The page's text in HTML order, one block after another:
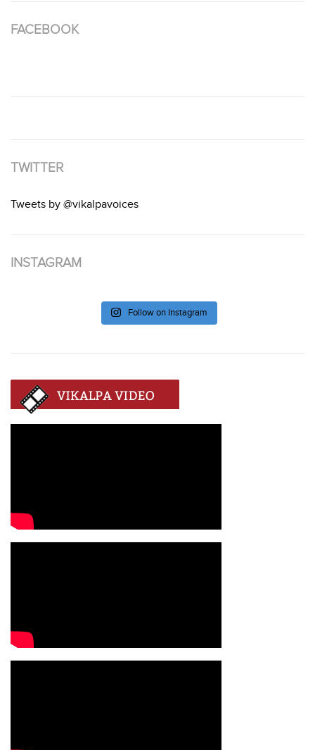
FACEBOOK
TWITTER
Tweets by @vikalpavoices
INSTAGRAM
Follow on Instagram